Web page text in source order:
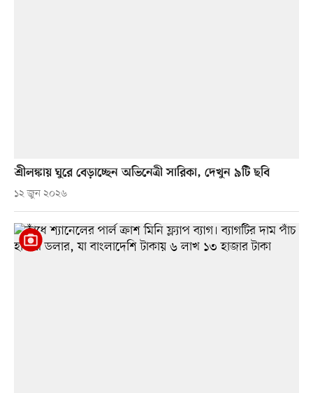
শ্রীলঙ্কায় ঘুরে বেড়াচ্ছেন অভিনেত্রী সারিকা, দেখুন ৯টি ছবি
১২ জুন ২০২৬